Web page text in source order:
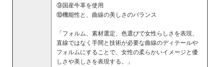
⑨国産牛革を使用
⑩機能性と、曲線の美しさのバランス
「フォルム、素材選定、色選びで女性らしさを表現、
直線ではなく手間と技術が必要な曲線のディテールや
フォルムにすることで、女性の柔らかいイメージと優
しさや美しさを表現する。」